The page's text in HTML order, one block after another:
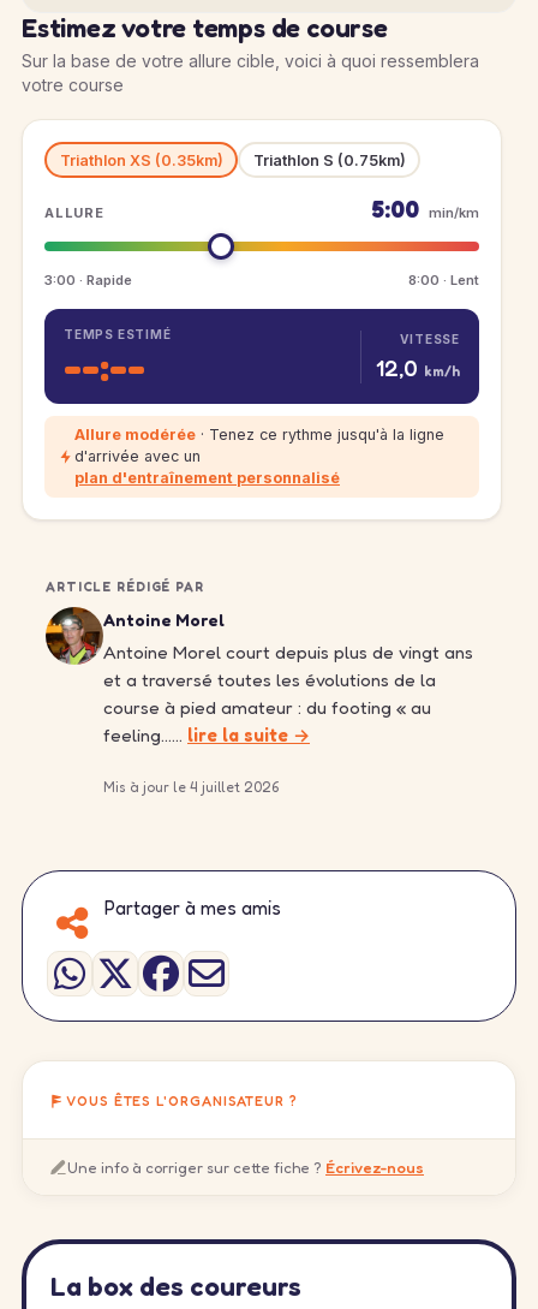
Estimez votre temps de course
Sur la base de votre allure cible, voici à quoi ressemblera
votre course
Triathlon XS (0.35km) Triathlon S (0.75km)
ALLURE 5:00 min/km
3:00 · Rapide 8:00 · Lent
TEMPS ESTIMÉ
--:--
VITESSE
12,0 km/h
Allure modérée · Tenez ce rythme jusqu'à la ligne
d'arrivée avec un
plan d'entraînement personnalisé
ARTICLE RÉDIGÉ PAR
Antoine Morel
Antoine Morel court depuis plus de vingt ans
et a traversé toutes les évolutions de la
course à pied amateur : du footing « au
feeling…… lire la suite →
Mis à jour le 4 juillet 2026
Partager à mes amis
VOUS ÊTES L'ORGANISATEUR ?
Une info à corriger sur cette fiche ? Écrivez-nous
La box des coureurs